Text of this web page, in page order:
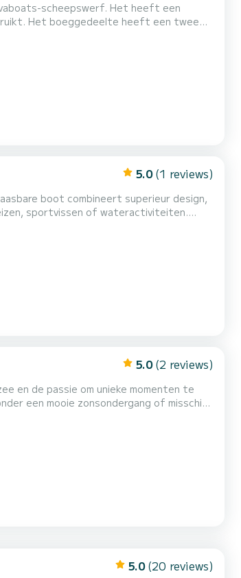
scheepswerf. Het heeft een
Het boeggedeelte heeft een twee
in het centrale gedeelte met de
5.0 (1 reviews)
boot combineert superieur design,
sportvissen of wateractiviteiten.
de SP700 u een onvergetelijke ervaring.
5.0 (2 reviews)
en de passie om unieke momenten te
een mooie zonsondergang of misschien
del Garraf met je speciale persoon,
de parels van de kust van B...
5.0 (20 reviews)